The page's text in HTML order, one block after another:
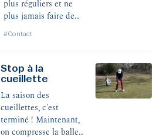
plus réguliers et ne
plus jamais faire de
solutions.
#Contact
Stop à la
cueillette
La saison des
cueillettes, c'est
terminé ! Maintenant,
on compresse la balle